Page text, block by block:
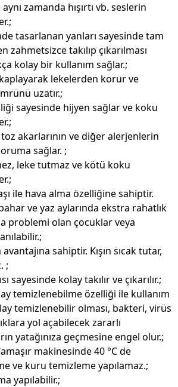
zamanda hışırtı vb. seslerin
tasarlanan yanları sayesinde tam
zahmetsizce takılıp çıkarılması
kolay bir kullanım sağlar.;
kaplayarak lekelerden korur ve
uzatır.;
sayesinde hijyen sağlar ve koku
akarlarının ve diğer alerjenlerin
sağlar. ;
leke tutmaz ve kötü koku
ile hava alma özelliğine sahiptir.
ve yaz aylarında ekstra rahatlık
problemi olan çocuklar veya
sahiptir. Kışın sıcak tutar,
;
sayesinde kolay takılır ve çıkarılır.;
temizlenebilme özelliği ile kullanım
temizlenebilir olması, bakteri, virüs
yol açabilecek zararlı
yatağınıza geçmesine engel olur.;
makinesinde 40 °C de
ve kuru temizleme yapılamaz.;
yapılabilir.;